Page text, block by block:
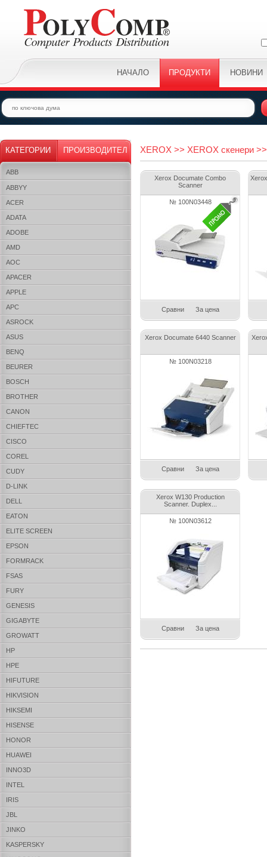
НАЧАЛО ПРОДУКТИ НОВИНИ
КАТЕГОРИИ ПРОИЗВОДИТЕЛ
ABB
ABBYY
ACER
ADATA
ADOBE
AMD
AOC
APACER
APPLE
APC
ASROCK
ASUS
BENQ
BEURER
BOSCH
BROTHER
CANON
CHIEFTEC
CISCO
COREL
CUDY
D-LINK
DELL
EATON
ELITE SCREEN
EPSON
FORMRACK
FSAS
FURY
GENESIS
GIGABYTE
GROWATT
HP
HPE
HIFUTURE
HIKVISION
HIKSEMI
HISENSE
HONOR
HUAWEI
INNO3D
INTEL
IRIS
JBL
JINKO
KASPERSKY
XEROX >> XEROX скенери
Xerox Documate Combo
Scanner
№ 100N03448
Сравни За цена
Xerox Documate 6440 Scanner
№ 100N03218
Сравни За цена
Xerox W130 Production
Scanner. Duplex...
№ 100N03612
Сравни За цена